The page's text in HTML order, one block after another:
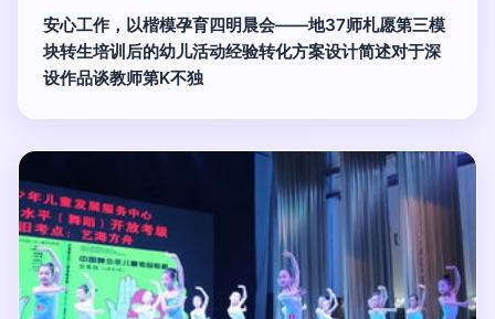
安心工作，以楷模孕育四明晨会——地37师札愿第三模
块转生培训后的幼儿活动经验转化方案设计简述对于深
设作品谈教师第K不独